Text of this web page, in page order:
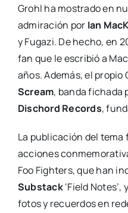
Grohl ha mostrado en
admiración por Ian
y Fugazi. De hecho, en
fan que le escribió a
años. Además, el propio
Scream, banda fichada
Dischord Records,
La publicación del tema
acciones
Foo Fighters, que han
Substack‘Field
fotos y recuerdos en